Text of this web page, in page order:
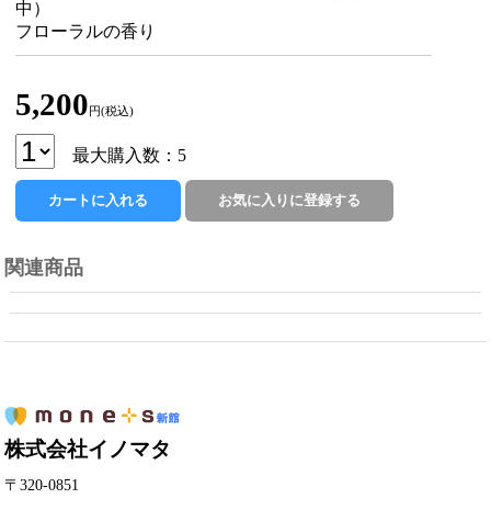
中）
フローラルの香り
5,200 円(税込)
最大購入数：5
関連商品
株式会社イノマタ
〒320-0851